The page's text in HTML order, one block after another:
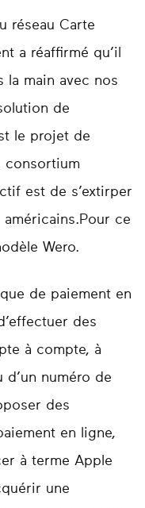
réseau Carte
a réaffirmé qu’il
la main avec nos
de
le projet de
consortium
est de s’extirper
ce
Wero.
de paiement en
des
à compte, à
d’un numéro de
des
en ligne,
à terme Apple
une